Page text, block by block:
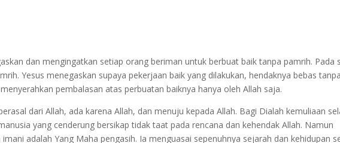
dan mengingatkan setiap orang beriman untuk berbuat baik tanpa pamrih. Pada
Yesus menegaskan supaya pekerjaan baik yang dilakukan, hendaknya bebas
pembalasan atas perbuatan baiknya hanya oleh Allah saja.
dari Allah, ada karena Allah, dan menuju kepada Allah. Bagi Dialah kemuliaan
yang cenderung bersikap tidak taat pada rencana dan kehendak Allah. Namun
adalah Yang Maha pengasih. Ia menguasai sepenuhnya sejarah dan kehidupan